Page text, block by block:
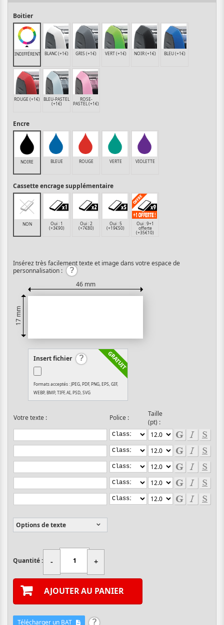
Boitier
INDIFFÉRENT BLANC (+1€) GRIS (+1€) VERT (+1€) NOIR (+1€) BLEU (+1€)
ROUGE (+1€)
BLEU-PASTEL
(+1€)
ROSE-
PASTEL (+1€)
Encre
NOIRE BLEUE ROUGE VERTE VIOLETTE
Cassette encrage supplémentaire
NON
Oui : 1
(+3€90)
Oui : 2
(+7€80)
Oui : 5
(+19€50)
Oui : 9+1
offerte
(+35€10)
Insérez très facilement texte et image dans votre espace de
personnalisation :
46 mm
17 mm
Insert fichier
Formats acceptés : JPEG, PDF, PNG, EPS, GIF,
WEBP, BMP, TIFF, AI, PSD, SVG
Votre texte : Police :
Taille
(pt) :
Options de texte
Quantité : - +
AJOUTER AU PANIER
Télécharger un BAT